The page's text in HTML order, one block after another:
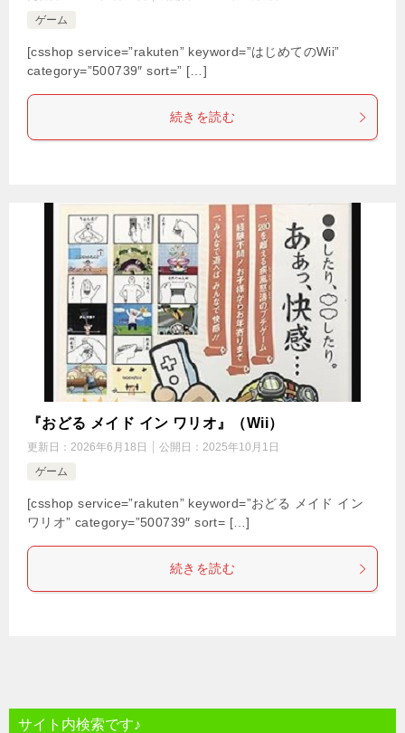
ゲーム
[csshop service=”rakuten” keyword=”はじめてのWii”
category=”500739″ sort=” […]
続きを読む
『おどる メイド イン ワリオ』（Wii）
更新日： 2026年6月18日 公開日： 2025年10月1日
ゲーム
[csshop service=”rakuten” keyword=”おどる メイド イン
ワリオ” category=”500739″ sort= […]
続きを読む
サイト内検索です♪